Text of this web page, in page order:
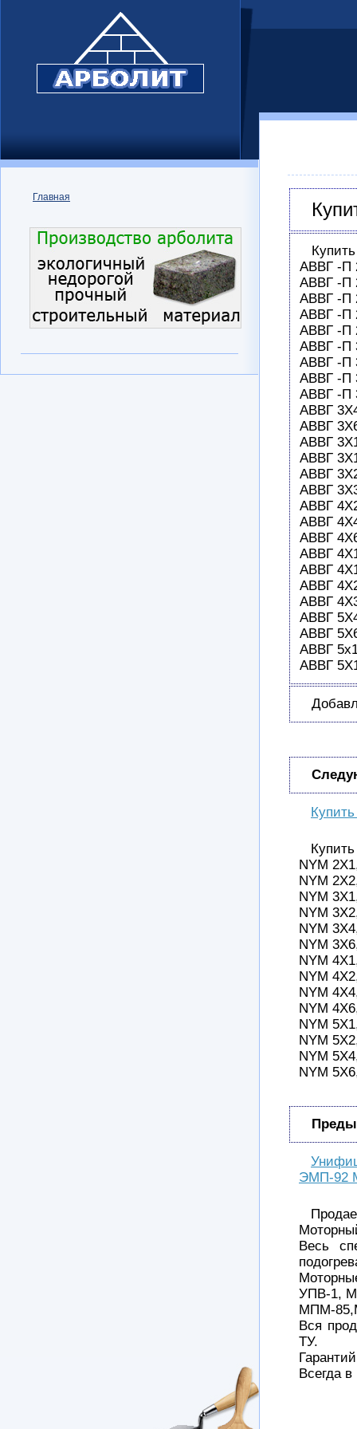
Главная
АВВГ -П
АВВГ -П
АВВГ -П
АВВГ -П
АВВГ -П
АВВГ -П
АВВГ -П
АВВГ -П
АВВГ -П
АВВГ
АВВГ
АВВГ
АВВГ
АВВГ
АВВГ
АВВГ
АВВГ
АВВГ
АВВГ
АВВГ
АВВГ
АВВГ
АВВГ
АВВГ
АВВГ
АВВГ
NYM
NYM
NYM
NYM
NYM
NYM
NYM
NYM
NYM
NYM
NYM
NYM
NYM
NYM
ЭМП-92
Весь
УПВ-1,
МПМ-
Вся
ТУ.
Всегда